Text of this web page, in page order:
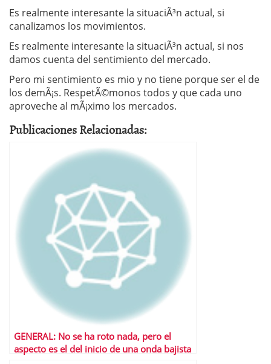
Es realmente interesante la situaciÃ³n actual, si
canalizamos los movimientos.
Es realmente interesante la situaciÃ³n actual, si nos
damos cuenta del sentimiento del mercado.
Pero mi sentimiento es mio y no tiene porque ser el de
los demÃ¡s. RespetÃ©monos todos y que cada uno
aproveche al mÃ¡ximo los mercados.
Publicaciones Relacionadas:
GENERAL: No se ha roto nada, pero el
aspecto es el del inicio de una onda bajista